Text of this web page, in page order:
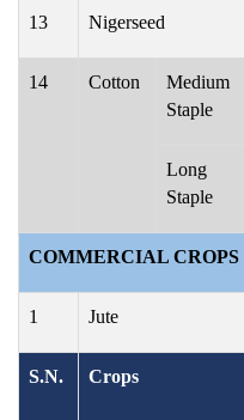
13 Nigerseed
14 Cotton
Medium
Staple
Long
Staple
COMMERCIAL CROPS
1 Jute
S.N. Crops